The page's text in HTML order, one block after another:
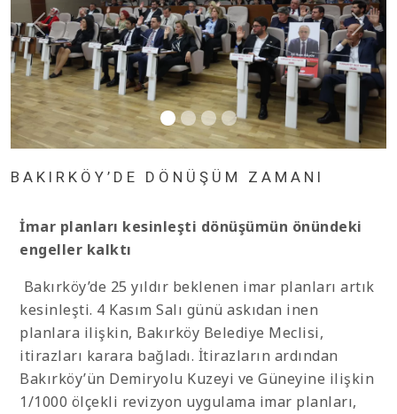
BAKIRKÖY’DE DÖNÜŞÜM ZAMANI
İmar planları kesinleşti dönüşümün önündeki
engeller kalktı
Bakırköy’de 25 yıldır beklenen imar planları artık
kesinleşti. 4 Kasım Salı günü askıdan inen
planlara ilişkin, Bakırköy Belediye Meclisi,
itirazları karara bağladı. İtirazların ardından
Bakırköy’ün Demiryolu Kuzeyi ve Güneyine ilişkin
1/1000 ölçekli revizyon uygulama imar planları,